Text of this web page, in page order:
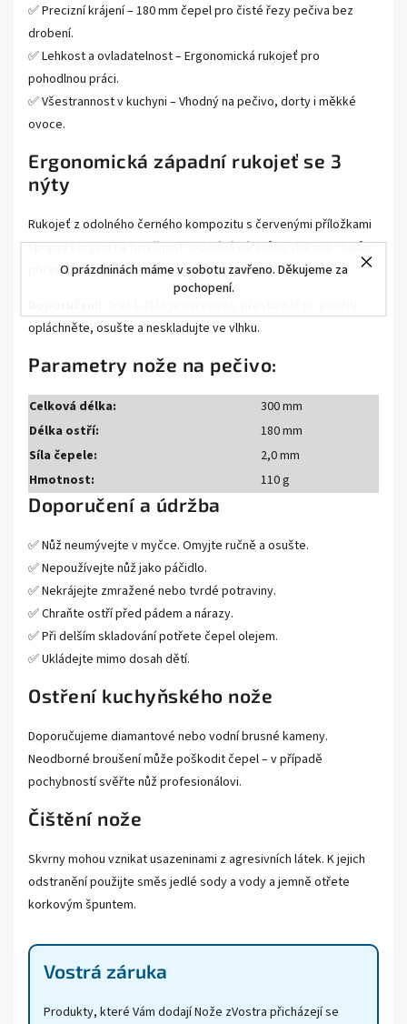
O prázdninách máme v sobotu zavřeno. Děkujeme za
pochopení.
✅ Precizní krájení – 180 mm čepel pro čisté řezy pečiva bez
drobení.
✅ Lehkost a ovladatelnost – Ergonomická rukojeť pro
pohodlnou práci.
✅ Všestrannost v kuchyni – Vhodný na pečivo, dorty i měkké
ovoce.
Ergonomická západní rukojeť se 3
nýty
Rukojeť z odolného černého kompozitu s červenými příložkami
spojuje eleganci a funkčnost. Odolává nárazům, vlhkosti i tukům,
přičemž zajišťuje pevný a hygienický úchop.
opláchněte, osušte a neskladujte ve vlhku.
Parametry nože na pečivo:
Celková délka:
300 mm
Délka ostří:
180 mm
Síla čepele:
2,0 mm
Hmotnost:
110 g
Doporučení a údržba
✅ Nůž neumývejte v myčce. Omyjte ručně a osušte.
✅ Nepoužívejte nůž jako páčidlo.
✅ Nekrájejte zmražené nebo tvrdé potraviny.
✅ Chraňte ostří před pádem a nárazy.
✅ Při delším skladování potřete čepel olejem.
✅ Ukládejte mimo dosah dětí.
Ostření kuchyňského nože
Doporučujeme diamantové nebo vodní brusné kameny.
Neodborné broušení může poškodit čepel – v případě
pochybností svěřte nůž profesionálovi.
Čištění nože
Skvrny mohou vznikat usazeninami z agresivních látek. K jejich
odstranění použijte směs jedlé sody a vody a jemně otřete
korkovým špuntem.
Vostrá záruka
Produkty, které Vám dodají Nože zVostra přicházejí se